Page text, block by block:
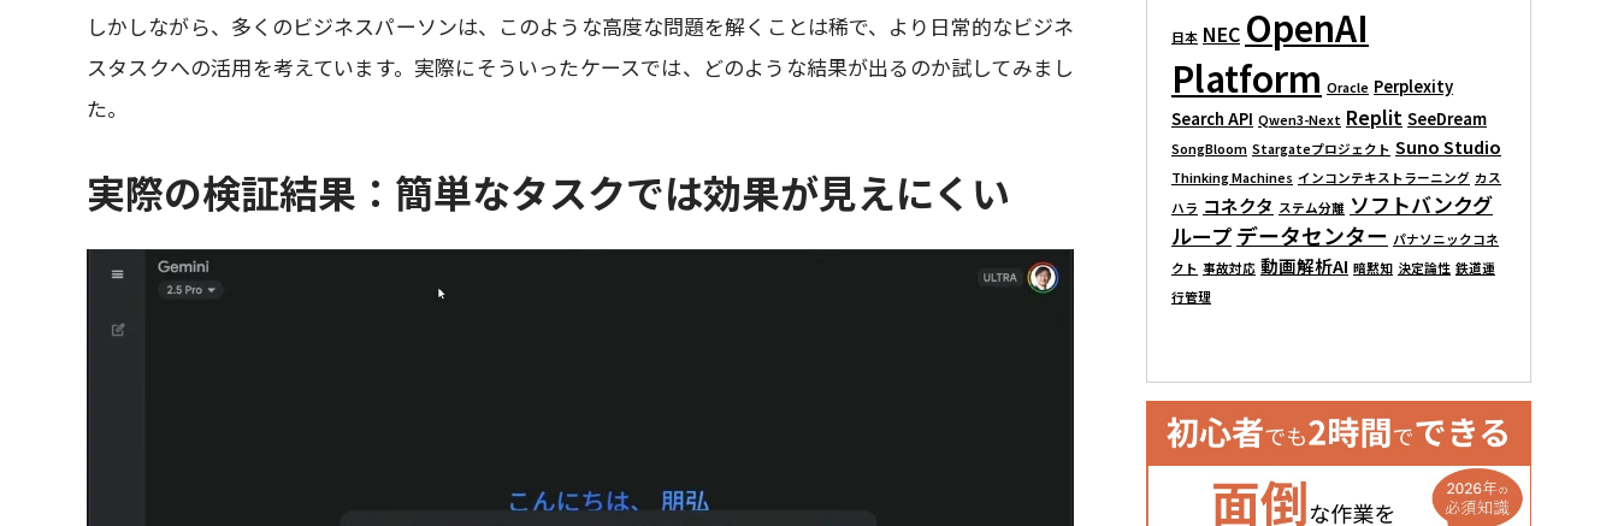
しかしながら、多くのビジネスパーソンは、このような高度な問題を解くことは稀で、より日常的なビジネ
スタスクへの活用を考えています。実際にそういったケースでは、どのような結果が出るのか試してみまし
た。
実際の検証結果：簡単なタスクでは効果が見えにくい
日本 NEC OpenAI
Platform Oracle Perplexity
Search API Qwen3-Next Replit SeeDream
SongBloom Stargateプロジェクト Suno Studio
Thinking Machines インコンテキストラーニング カス
ハラ コネクタ ステム分離 ソフトバンクグ
ループ データセンター パナソニックコネ
クト 事故対応 動画解析AI 暗黙知 決定論性 鉄道運
行管理